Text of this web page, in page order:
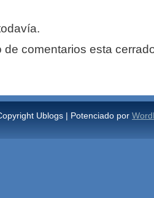
de comentarios esta
Ublogs | Potenciado por